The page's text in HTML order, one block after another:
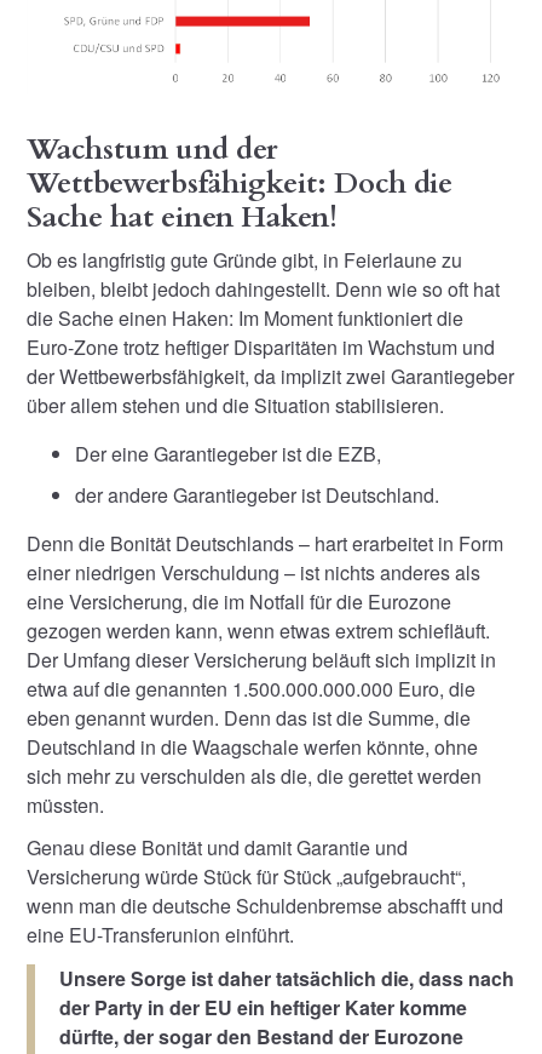
Wachstum und der
Wettbewerbsfähigkeit: Doch die
Sache hat einen Haken!
Ob es langfristig gute Gründe gibt, in Feierlaune zu
bleiben, bleibt jedoch dahingestellt. Denn wie so oft hat
die Sache einen Haken: Im Moment funktioniert die
Euro-Zone trotz heftiger Disparitäten im Wachstum und
der Wettbewerbsfähigkeit, da implizit zwei Garantiegeber
über allem stehen und die Situation stabilisieren.
Der eine Garantiegeber ist die EZB,
der andere Garantiegeber ist Deutschland.
Denn die Bonität Deutschlands – hart erarbeitet in Form
einer niedrigen Verschuldung – ist nichts anderes als
eine Versicherung, die im Notfall für die Eurozone
gezogen werden kann, wenn etwas extrem schiefläuft.
Der Umfang dieser Versicherung beläuft sich implizit in
etwa auf die genannten 1.500.000.000.000 Euro, die
eben genannt wurden. Denn das ist die Summe, die
Deutschland in die Waagschale werfen könnte, ohne
sich mehr zu verschulden als die, die gerettet werden
müssten.
Genau diese Bonität und damit Garantie und
Versicherung würde Stück für Stück „aufgebraucht“,
wenn man die deutsche Schuldenbremse abschafft und
eine EU-Transferunion einführt.
Unsere Sorge ist daher tatsächlich die, dass nach
der Party in der EU ein heftiger Kater komme
dürfte, der sogar den Bestand der Eurozone